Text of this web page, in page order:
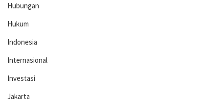
Hubungan
Hukum
Indonesia
Internasional
Investasi
Jakarta